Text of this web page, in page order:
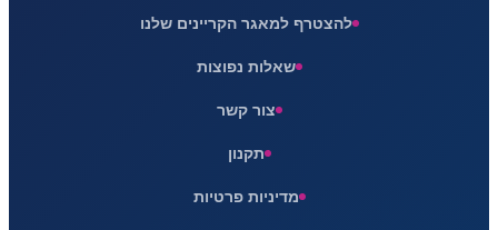
להצטרף למאגר הקריינים שלנו
שאלות נפוצות
צור קשר
תקנון
מדיניות פרטיות